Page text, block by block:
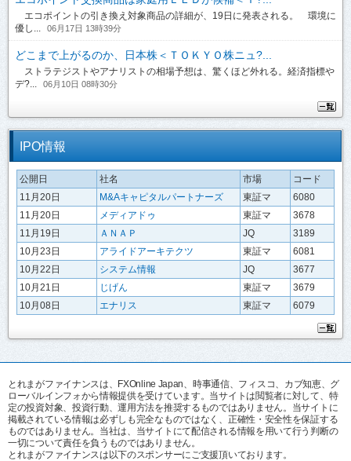
エコポイントの引き換え対象商品の詳細が、19日に発表される。 環境に
優し...
06月17日 13時39分
どこまで上がるのか、日本株＜ＴＯＫＹＯ株ニュ?...
ストラテジストやアナリストの相場予想は、驚くほど外れる。経済指標や
デ?...
06月10日 08時30分
IPO情報
公開日 社名 市場
コード
11月20日
M&Aキャピタルパートナーズ 東証マ
6080
11月20日
メディアドゥ 東証マ
3678
11月19日
ＡＮＡＰ JQ
3189
10月23日
アライドアーキテクツ 東証マ
6081
10月22日
システム情報 JQ
3677
10月21日
じげん 東証マ
3679
10月08日
エナリス 東証マ 6079
とれまがファイナンスは、FXOnline Japan、時事通信、フィスコ、カブ知恵、グ
ローバルインフォから情報提供を受けています。当サイトは閲覧者に対して、特
定の投資対象、投資行動、運用方法を推奨するものではありません。当サイトに
掲載されている情報は必ずしも完全なものではなく、正確性・安全性を保証する
ものではありません。当社は、当サイトにて配信される情報を用いて行う判断の
一切について責任を負うものではありません。
とれまがファイナンスは以下のスポンサーにご支援頂いております。